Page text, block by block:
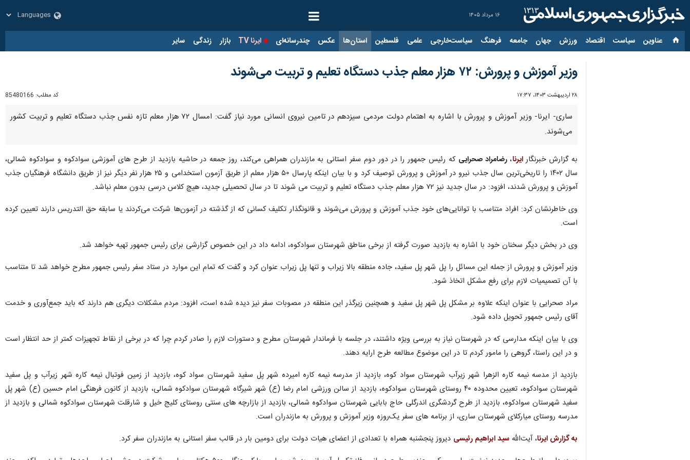
۱۶ مرداد ۱۴۰۵
عناوین‌ سیاست اقتصاد ورزش جهان جامعه فرهنگ سیاست‌خارجی علمی فلسطین استان‌ها عکس چندرسانه‌ای ایرنا TV بازار زندگی سایر
وزیر آموزش و پرورش: ۷۲ هزار معلم جذب دستگاه تعلیم و تربیت می‌شوند
۲۸ اردیبهشت ۱۴۰۳، ۱۷:۳۷ کد مطلب: 85480166
ساری- ایرنا- وزیر آموزش و پرورش با اشاره به اهتمام دولت مردمی سیزدهم در تامین نیروی انسانی مورد نیاز گفت: امسال ۷۲ هزار معلم تازه نفس جذب دستگاه تعلیم و تربیت کشور
می‌شوند.
به گزارش خبرنگارایرنا،رضامراد صحرایی که رئیس جمهور را در دور دوم سفر استانی به مازندران همراهی می‌کند، روز جمعه در حاشیه بازدید از طرح های آموزشی سوادکوه و سوادکوه شمالی،‌
سال ۱۴۰۲ را تاریخی‌ترین سال جذب نیرو در آموزش و پرورش توصیف کرد و با بیان اینکه پارسال ۵۰ هزار معلم از طریق آزمون استخدامی و ۲۵ هزار نفر دیگر نیز از طریق دانشگاه فرهنگیان جذب
آموزش و پرورش شدند، افزود: در سال جدید نیز ۷۲ هزار معلم جذب دستگاه تعلیم و تربیت می شوند تا در سال تحصیلی جدید، هیچ کلاس درسی بدون معلم نباشد.
وی خاطرنشان کرد: افراد متناسب با توانایی‌های خود جذب آموزش و پرورش می‌شوند و قانونگذار تکلیف کسانی که از گذشته در آزمون‌ها شرکت می‌کردند یا سابقه حق التدریس دارند تعیین کرده
است.
وی در بخش دیگر سخنان خود با اشاره به بازدید صورت گرفته از برخی مناطق شهرستان سوادکوه، ادامه داد در این خصوص گزارشی برای رئیس جمهور تهیه خواهد شد.
وزیر آموزش و پرورش از جمله این مسائل را پل شهر پل سفید، جاده منطقه بالا زیراب و تنها پل زیراب عنوان کرد و گفت که تمام این موارد در ستاد سفر رئیس جمهور مطرح خواهد شد تا متناسب
با آن تصمیمیات لازم برای رفع مشکل اتخاذ شود.
مراد صحرایی با عنوان اینکه علاوه بر مشکل پل شهر پل سفید و همچنین زیرگذر این منطقه در مصوبات سفر نیز دیده شده است، افزود: مردم مشکلات دیگری هم دارند که باید جمع‌آوری و خدمت
آقای رئیس جمهور تحویل داده شود.
وی با بیان اینکه مدارسی که در شهرستان نیاز به بررسی ویژه داشتند، در جلسه با فرماندار شهرستان مطرح و دستورات لازم را صادر کردم چرا که در برخی از نقاط تجهیزات کمتر از حد انتظار است
و در این راستا، گروهی را مامور کردم تا در این موضوع مطالعه طرح ارایه دهند.
بازدید از مدسه نیمه کاره الزهرا شهر زیرآب شهرستان سواد کوه، بازدید از مدرسه نیمه کاره امیرده شهر پل سفید شهرستان سواد کوه، بازدید از زمین فوتبال نیمه کاره شهر زیرآب و پل سفید
شهرستان سوادکوه، تعیین محدوده ۴۰ روستای شهرستان سوادکوه، بازدید از سالن ورزشی امام رضا (ع) شهر شیرگاه شهرستان سوادکوه شمالی، بازدید از کانون فرهنگی امام حسین (ع) شهر پل
سفید شهرستان سوادکوه، بازدید از طرح گردشگری اندرگلی حاج بابایی شهرستان سوادکوه شمالی، بازدید از بازارچه های سنتی روستای کلیج خیل و شارقلت شهرستان سوادکوه شمالی و بازدید از
مدرسه روستای میارکلای شهرستان ساری، از برنامه های سفر یک‌روزه وزیر آموزش و پرورش به مازندران است.
به گزارش ایرنا، آیت‌الله سید ابراهیم رئیسی دیروز پنجشنبه همراه با تعدادی از اعضای هیات دولت برای دومین بار در قالب سفر استانی به مازندران سفر کرد.